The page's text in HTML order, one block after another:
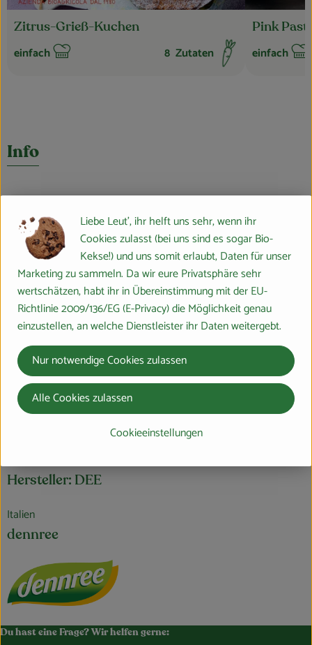
Zitrus-Grieß-Kuchen
Schwierigkeit:
einfach 8 Zutaten
Pink
einfach
Info
Produktinformationen
Zutaten
Nährwert-Info
Produktdatenblatt
Hersteller: DEE
Italien
dennree
Du hast eine Frage? Wir helfen gerne:
Liebe Leut', ihr helft uns sehr, wenn ihr
Cookies zulasst (bei uns sind es sogar Bio-
Kekse!) und uns somit erlaubt, Daten für unser
Marketing zu sammeln. Da wir eure Privatsphäre sehr
wertschätzen, habt ihr in Übereinstimmung mit der EU-
Richtlinie 2009/136/EG (E-Privacy) die Möglichkeit genau
einzustellen, an welche Dienstleister ihr Daten weitergebt.
Cookieeinstellungen
Nur notwendige Cookies zulassen
Alle Cookies zulassen